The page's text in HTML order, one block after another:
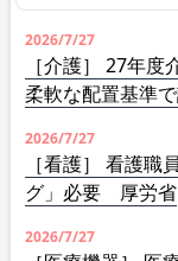
2026/7/27
［介護］ 27年
柔軟な配置基準
2026/7/27
［看護］ 看護
グ」必要 厚労省
2026/7/27